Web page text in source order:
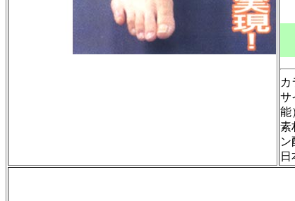
カ
サ
能
素
ン
日